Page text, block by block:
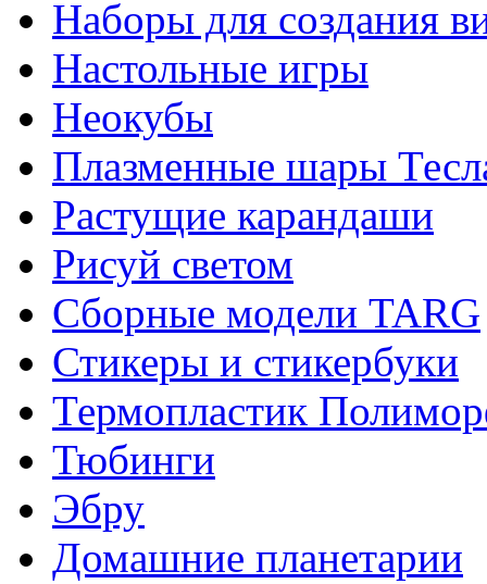
Наборы для создания
Настольные игры
Неокубы
Плазменные шары
Растущие карандаши
Рисуй светом
Сборные модели TARG
Стикеры и стикербуки
Термопластик
Тюбинги
Эбру
Домашние планетарии